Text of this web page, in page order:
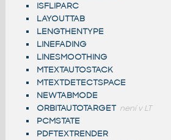
ISFLIPARC
LAYOUTTAB
LENGTHENTYPE
LINEFADING
LINESMOOTHING
MTEXTAUTOSTACK
MTEXTDETECTSPACE
NEWTABMODE
ORBITAUTOTARGET není v LT
PCMSTATE
PDFTEXTRENDER